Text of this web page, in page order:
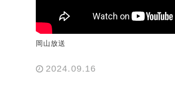
岡山放送
2024.09.16